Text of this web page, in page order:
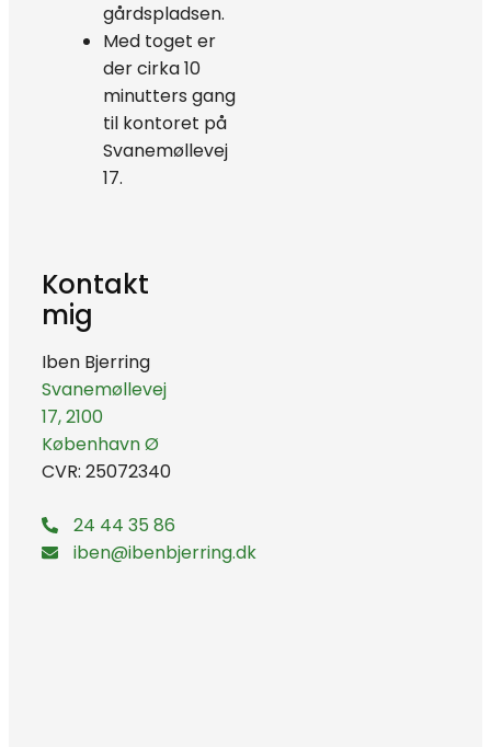
gårdspladsen.
Med toget er
der cirka 10
minutters gang
til kontoret på
Svanemøllevej
17.
Kontakt
mig
Iben Bjerring
Svanemøllevej
17, 2100
København Ø
CVR: 25072340
24 44 35 86
iben@ibenbjerring.dk